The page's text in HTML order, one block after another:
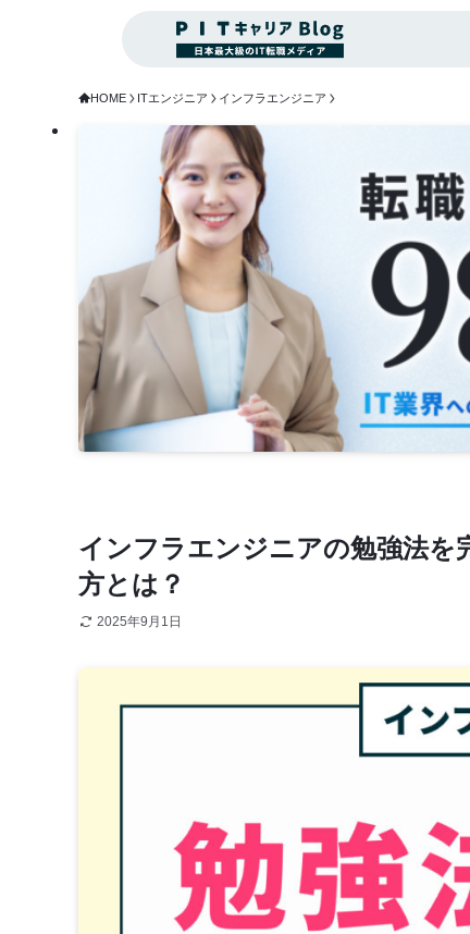
HOME ITエンジニア インフラエンジニア
インフラエンジニアの勉強法を
方とは？
2025年9月1日